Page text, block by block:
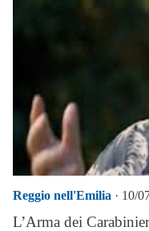
Reggio nell'Emilia · 10/
L’Arma dei